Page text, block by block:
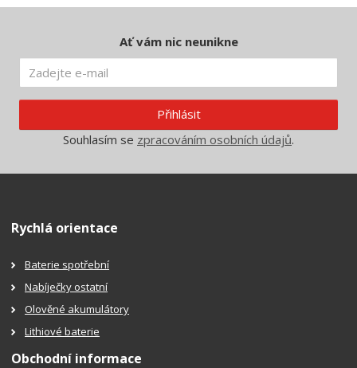
Ať vám nic neunikne
Přihlásit
Souhlasím se zpracováním osobních údajů.
Rychlá orientace
Baterie spotřební
Nabíječky ostatní
Olověné akumulátory
Lithiové baterie
Obchodní informace